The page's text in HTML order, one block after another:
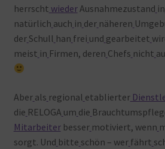
herrscht wiederAusnahmezustand in
natürlich auch in der näheren
der Schull han frei und gearbeitet
meist in Firmen, deren Chefs nicht
Aber als regional etablierter
die RELOGA um die
Mitarbeiterbesser motiviert, wenn
sorgt. Und bitte schön – wer fährt